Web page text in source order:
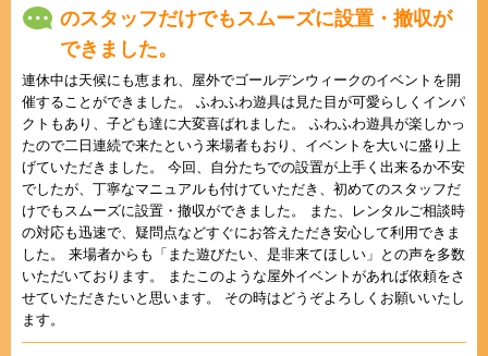
のスタッフだけでもスムーズに設置・撤収が
できました。
連休中は天候にも恵まれ、屋外でゴールデンウィークのイベントを開
催することができました。 ふわふわ遊具は見た目が可愛らしくインパ
クトもあり、子ども達に大変喜ばれました。 ふわふわ遊具が楽しかっ
たので二日連続で来たという来場者もおり、イベントを大いに盛り上
げていただきました。 今回、自分たちでの設置が上手く出来るか不安
でしたが、丁寧なマニュアルも付けていただき、初めてのスタッフだ
けでもスムーズに設置・撤収ができました。 また、レンタルご相談時
の対応も迅速で、疑問点などすぐにお答えただき安心して利用できま
した。 来場者からも「また遊びたい、是非来てほしい」との声を多数
いただいております。 またこのような屋外イベントがあれば依頼をさ
せていただきたいと思います。 その時はどうぞよろしくお願いいたし
ます。